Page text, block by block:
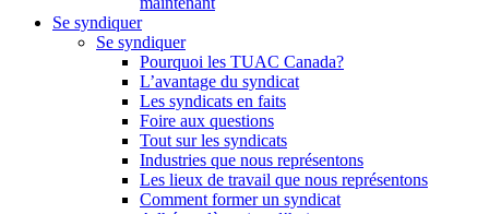
Se syndiquer
Se syndiquer
Pourquoi les TUAC Canada?
L’avantage du syndicat
Les syndicats en faits
Foire aux questions
Tout sur les syndicats
Industries que nous représentons
Les lieux de travail que nous représentons
Comment former un syndicat